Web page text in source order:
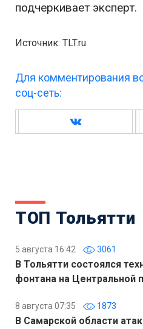
подчеркивает эксперт.
Источник: TLT.ru
Для комментирования
соц-сеть:
ТОП Тольятти
5 августа 16:42 3061
В Тольятти состоялся
фонтана на Центральной
8 августа 07:35 1873
В Самарской области